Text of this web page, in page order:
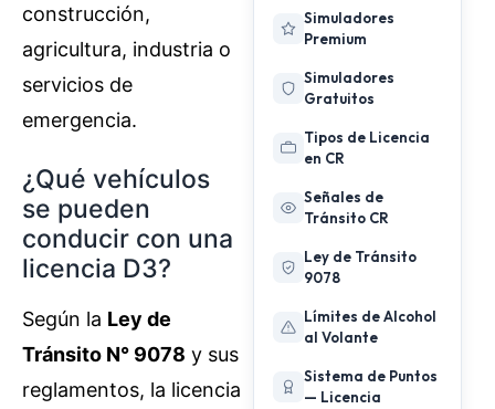
construcción,
agricultura, industria o
servicios de
emergencia.
¿Qué vehículos
se pueden
conducir con una
licencia D3?
Según la Ley de
Tránsito N° 9078 y sus
reglamentos, la licencia
Simuladores
Premium
Simuladores
Gratuitos
Tipos de Licencia
en CR
Señales de
Tránsito CR
Ley de Tránsito
9078
Límites de Alcohol
al Volante
Sistema de Puntos
— Licencia